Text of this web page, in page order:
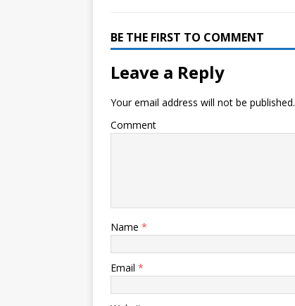
BE THE FIRST TO COMMENT
Leave a Reply
Your email address will not be published.
Comment
Name *
Email *